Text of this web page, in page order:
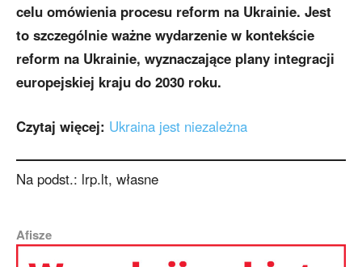
celu omówienia procesu reform na Ukrainie. Jest
to szczególnie ważne wydarzenie w kontekście
reform na Ukrainie, wyznaczające plany integracji
europejskiej kraju do 2030 roku.
Czytaj więcej: Ukraina jest niezależna
Na podst.: lrp.lt, własne
Afisze